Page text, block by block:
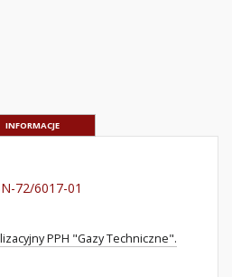
INFORMACJE
72/6017-01
PPH "Gazy Techniczne".